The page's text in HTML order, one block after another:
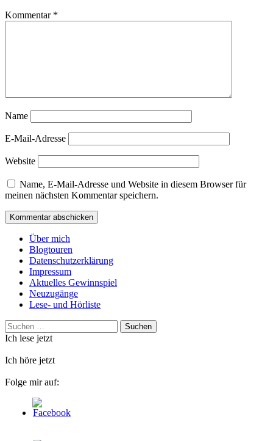
Kommentar *
Name
E-Mail-Adresse
Website
Name, E-Mail-Adresse und Website in diesem Browser für
meinen nächsten Kommentar speichern.
Über mich
Blogtouren
Datenschutzerklärung
Impressum
Aktuelles Gewinnspiel
Neuzugänge
Lese- und Hörliste
Suchen
nach:
Ich lese jetzt
Ich höre jetzt
Folge mir auf: